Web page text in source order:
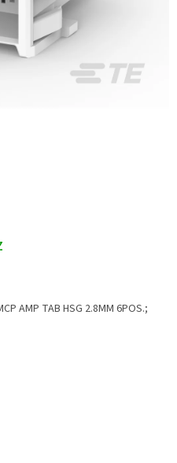
AMP TAB HSG 2.8MM 6POS.;